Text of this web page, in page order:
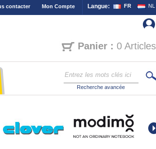
Langue: FR NL
contacter Mon Compte
Panier : 0 Articles
Recherche avancée